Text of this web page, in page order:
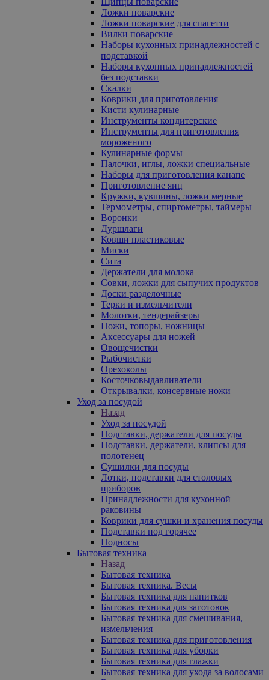
Ложки поварские
Ложки поварские для спагетти
Вилки поварские
Наборы кухонных принадлежностей с
подставкой
Наборы кухонных принадлежностей
без подставки
Скалки
Коврики для приготовления
Кисти кулинарные
Инструменты кондитерские
Инструменты для приготовления
мороженого
Кулинарные формы
Палочки, иглы, ложки специальные
Наборы для приготовления канапе
Приготовление яиц
Кружки, кувшины, ложки мерные
Термометры, спиртометры, таймеры
Воронки
Дуршлаги
Ковши пластиковые
Миски
Сита
Держатели для молока
Совки, ложки для сыпучих продуктов
Доски разделочные
Терки и измельчители
Молотки, тендерайзеры
Ножи, топоры, ножницы
Аксессуары для ножей
Овощечистки
Рыбочистки
Орехоколы
Косточковыдавливатели
Открывалки, консервные ножи
Уход за посудой
Назад
Уход за посудой
Подставки, держатели для посуды
Подставки, держатели, клипсы для
полотенец
Сушилки для посуды
Лотки, подставки для столовых
приборов
Принадлежности для кухонной
раковины
Коврики для сушки и хранения посуды
Подставки под горячее
Подносы
Бытовая техника
Назад
Бытовая техника
Бытовая техника. Весы
Бытовая техника для напитков
Бытовая техника для заготовок
Бытовая техника для смешивания,
измельчения
Бытовая техника для приготовления
Бытовая техника для уборки
Бытовая техника для глажки
Бытовая техника для ухода за волосами